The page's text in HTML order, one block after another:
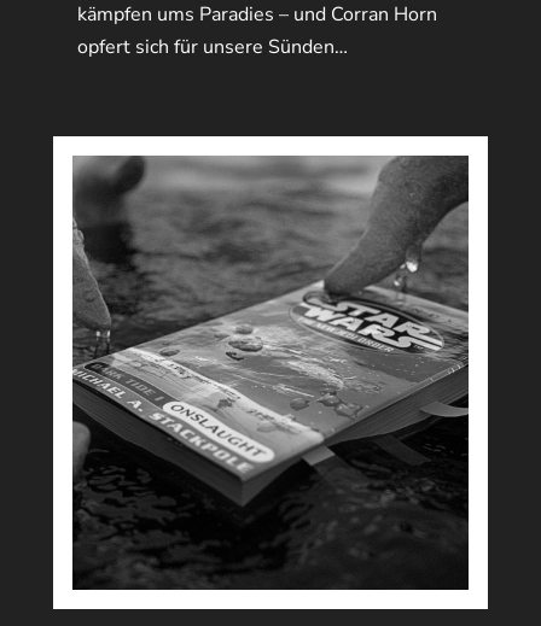
kämpfen ums Paradies – und Corran Horn
opfert sich für unsere Sünden…